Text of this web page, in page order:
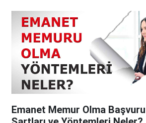
Emanet Memur Olma Başvuru